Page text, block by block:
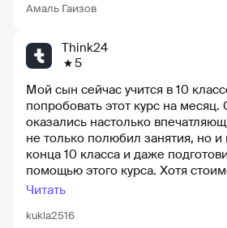
Амаль Гаизов
Think24
5
kukla2516
Мой сын сейчас учится в 10
попробовать этот курс на месяц.
оказались настолько
не только полюбил занятия, но и
конца 10 класса и даже
помощью этого курса. Хотя
высока для нас, мы уверены, что
Читать